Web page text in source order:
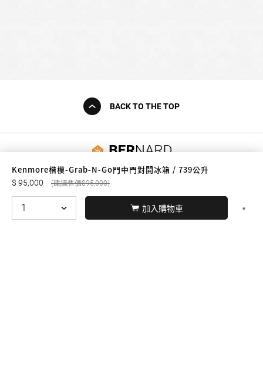
Kenmore楷模-Grab-N-Go門中門對開冰箱 / 739公升
95,000 95,000
加入購物車
BACK TO THE TOP
友誠購物
© BERNARD 2021 WEBDESIGN